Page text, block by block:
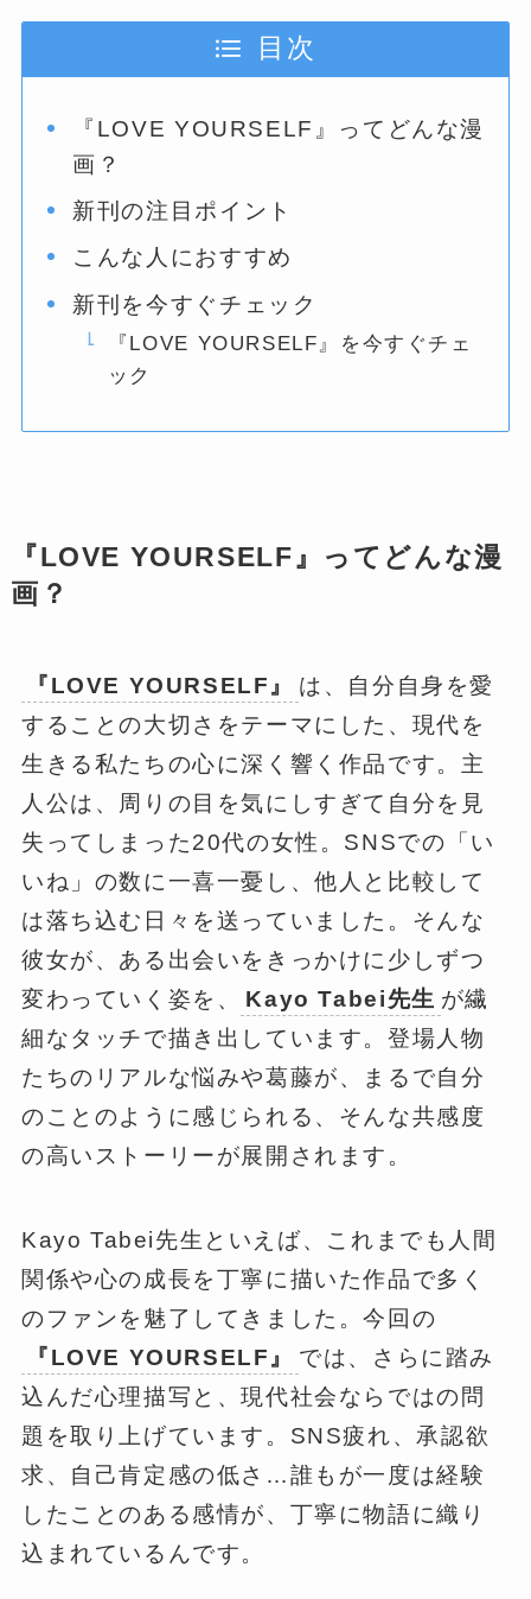
目次
『LOVE YOURSELF』ってどんな漫
画？
新刊の注目ポイント
こんな人におすすめ
新刊を今すぐチェック
『LOVE YOURSELF』を今すぐチェ
ック
『LOVE YOURSELF』ってどんな漫
画？
『LOVE YOURSELF』
は、自分自身を愛
することの大切さをテーマにした、現代を
生きる私たちの心に深く響く作品です。主
人公は、周りの目を気にしすぎて自分を見
失ってしまった20代の女性。SNSでの「い
いね」の数に一喜一憂し、他人と比較して
は落ち込む日々を送っていました。そんな
彼女が、ある出会いをきっかけに少しずつ
変わっていく姿を、
Kayo Tabei先生 が繊
細なタッチで描き出しています。登場人物
たちのリアルな悩みや葛藤が、まるで自分
のことのように感じられる、そんな共感度
の高いストーリーが展開されます。
Kayo Tabei先生といえば、これまでも人間
関係や心の成長を丁寧に描いた作品で多く
のファンを魅了してきました。今回の
『LOVE YOURSELF』
では、さらに踏み
込んだ心理描写と、現代社会ならではの問
題を取り上げています。SNS疲れ、承認欲
求、自己肯定感の低さ…誰もが一度は経験
したことのある感情が、丁寧に物語に織り
込まれているんです。